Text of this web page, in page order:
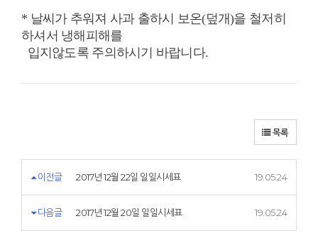
* 날씨가 추워져 사과 출하시 보온(덮개)을 철저히
하셔서 냉해피해를
입지않도록 주의하시기 바랍니다.
목록
이전글 2017년 12월 22일 일일시세표 19.05.24
다음글 2017년 12월 20일 일일시세표 19.05.24